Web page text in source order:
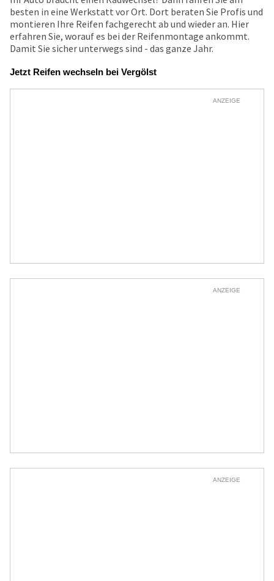
besten in eine Werkstatt vor Ort. Dort beraten Sie Profis und
montieren Ihre Reifen fachgerecht ab und wieder an. Hier
erfahren Sie, worauf es bei der Reifenmontage ankommt.
Damit Sie sicher unterwegs sind - das ganze Jahr.
Jetzt Reifen wechseln bei Vergölst
ANZEIGE
ANZEIGE
ANZEIGE